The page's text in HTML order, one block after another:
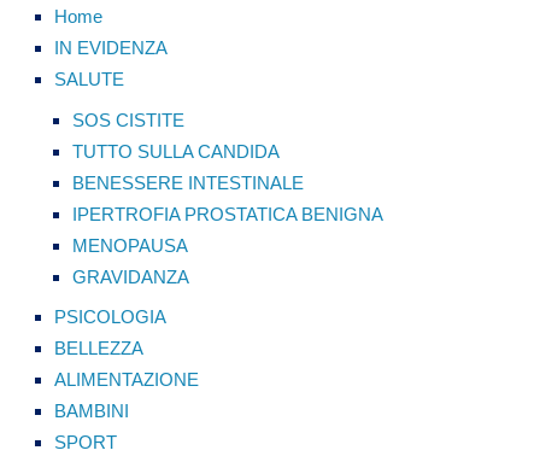
Home
IN EVIDENZA
SALUTE
SOS CISTITE
TUTTO SULLA CANDIDA
BENESSERE INTESTINALE
IPERTROFIA PROSTATICA BENIGNA
MENOPAUSA
GRAVIDANZA
PSICOLOGIA
BELLEZZA
ALIMENTAZIONE
BAMBINI
SPORT